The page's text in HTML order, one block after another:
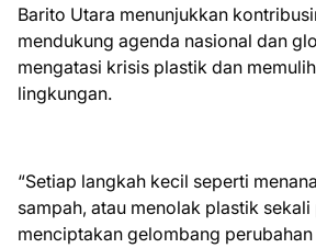
Barito Utara menunjukkan
mendukung agenda nasional dan
mengatasi krisis plastik dan
lingkungan.
“Setiap langkah kecil seperti
sampah, atau menolak plastik
menciptakan gelombang perubahan